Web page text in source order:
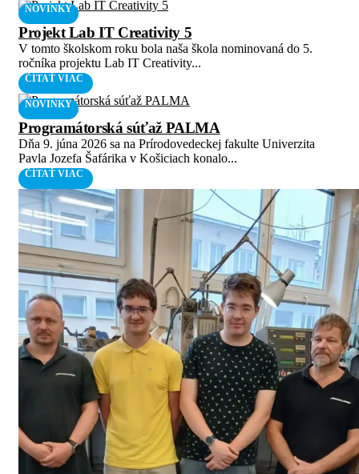
NOVINKY
Projekt Lab IT Creativity 5
V tomto školskom roku bola naša škola nominovaná do 5.
ročníka projektu Lab IT Creativity...
ČÍTAŤ VIAC
NOVINKY
Programátorská súťaž PALMA
Dňa 9. júna 2026 sa na Prírodovedeckej fakulte Univerzita
Pavla Jozefa Šafárika v Košiciach konalo...
ČÍTAŤ VIAC